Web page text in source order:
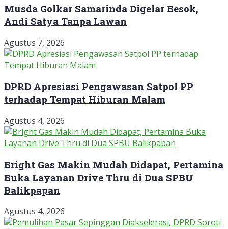
Musda Golkar Samarinda Digelar Besok,
Andi Satya Tanpa Lawan
Agustus 7, 2026
DPRD Apresiasi Pengawasan Satpol PP
terhadap Tempat Hiburan Malam
Agustus 4, 2026
Bright Gas Makin Mudah Didapat, Pertamina
Buka Layanan Drive Thru di Dua SPBU
Balikpapan
Agustus 4, 2026